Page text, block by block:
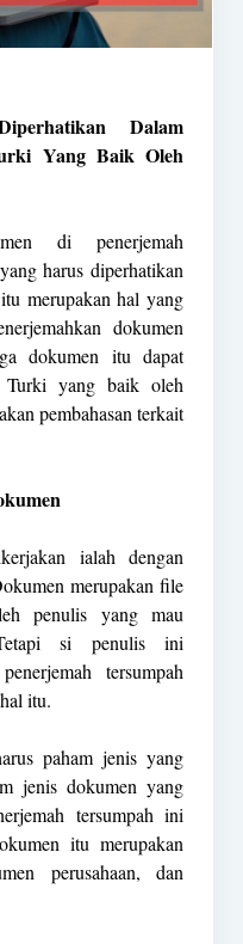
Dalam
Yang Baik Oleh
di penerjemah
harus diperhatikan
merupakan hal yang
dokumen
dokumen itu dapat
Turki yang baik oleh
pembahasan terkait
ialah dengan
merupakan file
penulis yang mau
si penulis ini
tersumpah
itu.
paham jenis yang
jenis dokumen yang
tersumpah ini
itu merupakan
perusahaan, dan